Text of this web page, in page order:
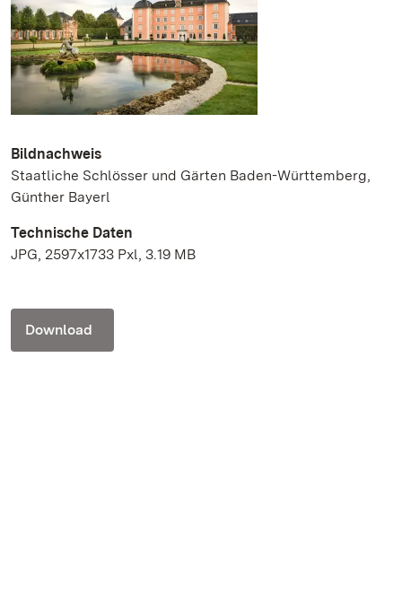
Bildnachweis
Staatliche Schlösser und Gärten Baden-Württemberg,
Günther Bayerl
Technische Daten
JPG, 2597x1733 Pxl, 3.19 MB
Download